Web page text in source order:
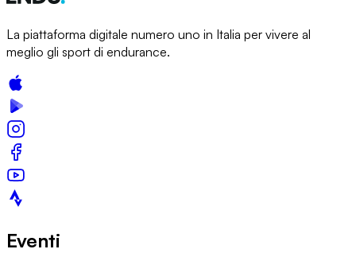
La piattaforma digitale numero uno in Italia per vivere al
meglio gli sport di endurance.
Eventi